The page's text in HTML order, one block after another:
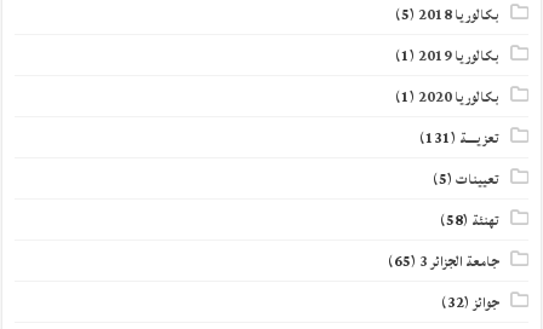
بكالوريا 2018
(5)
بكالوريا 2019
(1)
بكالوريا 2020
(1)
تعزيــــة (131)
تعيينات(5)
تهنئة (58)
جامعة الجزائر 3 (65)
جوائز(32)